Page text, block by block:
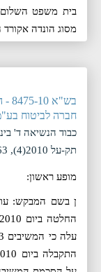
בית משפט
מסוג הונדה אקורד
חברה לביטוח
כבוד הנשיאה ד'
תק-על 2010(4), 5663
מופע ראשון:
ן בשם המבקש: עו"ד